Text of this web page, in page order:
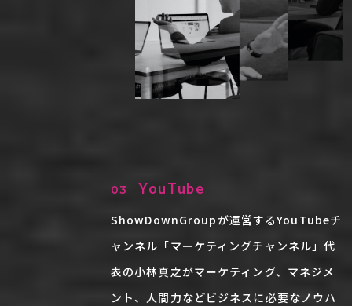
03 YouTube
ShowDownGroupが運営するYouTubeチ
ャンネル 「マーケティングチャンネル」代
表の小林真之がマーケティング、マネジメ
ント、人間力などビジネスに必要なノウハ